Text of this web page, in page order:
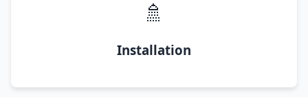
🚿
Installation